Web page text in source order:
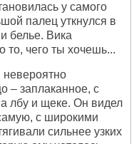
у самого
палец уткнулся в
белье. Вика
то, чего ты хочешь...
невероятно
– заплаканное, с
лбу и щеке. Он видел
с широкими
сильнее узких